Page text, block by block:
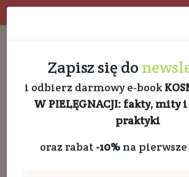
Zapisz się do
i odbierz darmowy e-book
W PIELĘGNACJI: fakty, mity
praktyki
oraz rabat -10%na pierwsze